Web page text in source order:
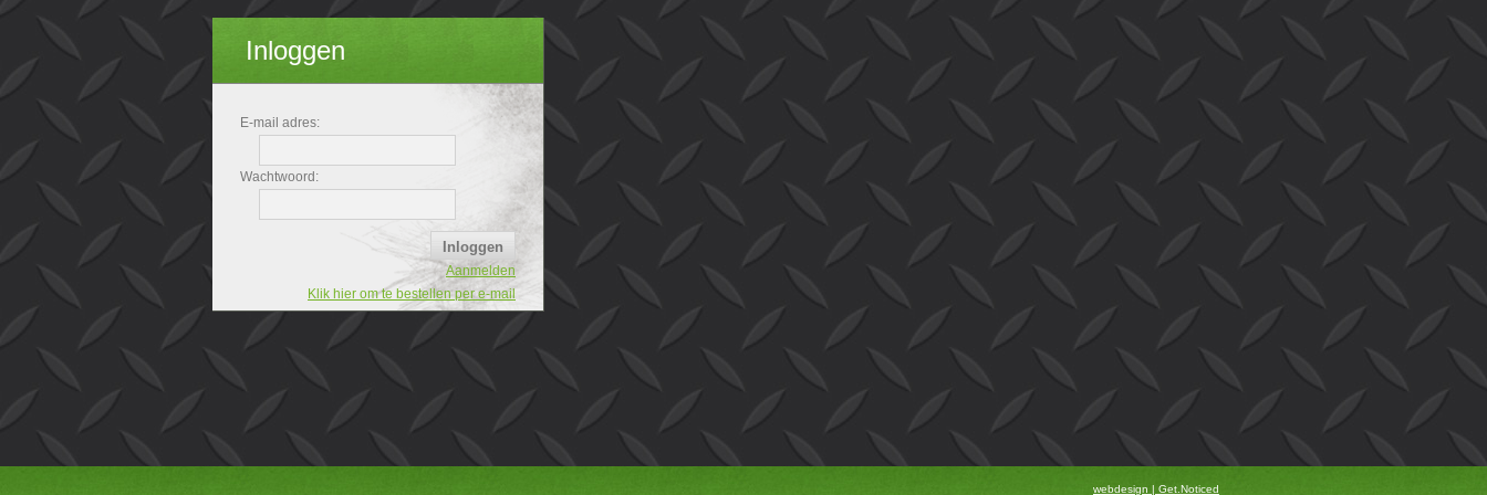
Inloggen
E-mail adres:
Wachtwoord:
Aanmelden
Klik hier om te bestellen per e-mail
webdesign | Get.Noticed